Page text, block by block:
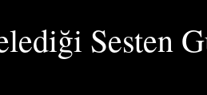
Sesten